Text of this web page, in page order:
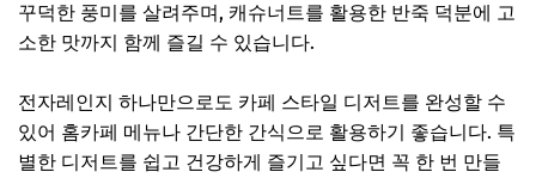
꾸덕한 풍미를 살려주며, 캐슈너트를 활용한 반죽 덕분에 고
소한 맛까지 함께 즐길 수 있습니다.
전자레인지 하나만으로도 카페 스타일 디저트를 완성할 수
있어 홈카페 메뉴나 간단한 간식으로 활용하기 좋습니다. 특
별한 디저트를 쉽고 건강하게 즐기고 싶다면 꼭 한 번 만들